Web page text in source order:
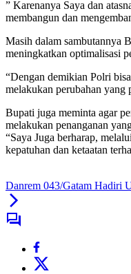
” Karenanya Saya dan
membangun dan
Masih dalam sambutannya
meningkatkan optimalisasi
“Dengan demikian Polri
melakukan perubahan yang
Bupati juga meminta agar
melakukan penanganan
“Saya Juga berharap,
kepatuhan dan ketaatan
Danrem 043/Gatam Hadiri